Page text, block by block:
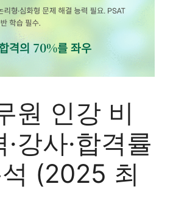
원 인강 비
강사·합격률
(2025 최